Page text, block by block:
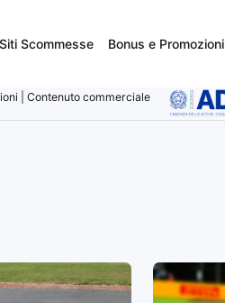
Siti Scommesse Bonus e Promozioni
| Contenuto commerciale